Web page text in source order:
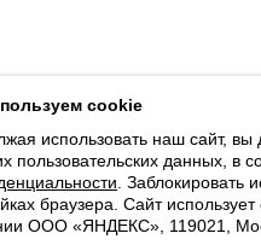
на обработку файлов
.
Payment by
cookie
использовать наш сайт,
пользовательских данных, в
.
браузера. Cайт
ООО «ЯНДЕКС», 119021,